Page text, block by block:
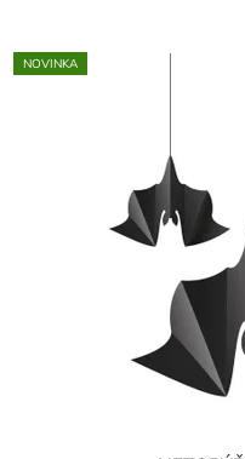
NOVINKA